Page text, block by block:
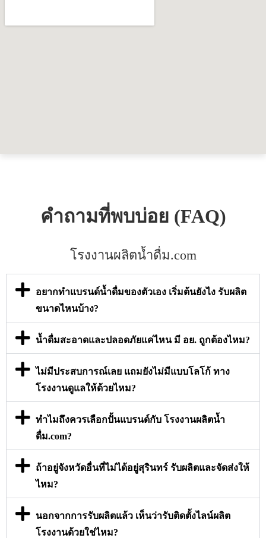
คำถามที่พบบ่อย (FAQ)
โรงงานผลิตน้ำดื่ม.com
อยากทำแบรนด์น้ำดื่มของตัวเอง เริ่มต้นยังไง รับผลิต
ขนาดไหนบ้าง?
น้ำดื่มสะอาดและปลอดภัยแค่ไหน มี อย. ถูกต้องไหม?
ไม่มีประสบการณ์เลย แถมยังไม่มีแบบโลโก้ ทาง
โรงงานดูแลให้ด้วยไหม?
ทำไมถึงควรเลือกปั้นแบรนด์กับ โรงงานผลิตน้ำ
ดื่ม.com?
ถ้าอยู่จังหวัดอื่นที่ไม่ได้อยู่สุรินทร์ รับผลิตและจัดส่งให้
ไหม?
นอกจากการรับผลิตแล้ว เห็นว่ารับติดตั้งไลน์ผลิต
โรงงานด้วยใช่ไหม?